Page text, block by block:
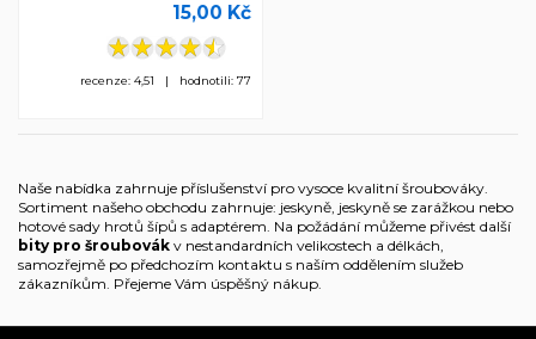
15,00 Kč
recenze: 4,51 | hodnotili: 77
Naše nabídka zahrnuje příslušenství pro vysoce kvalitní šroubováky.
Sortiment našeho obchodu zahrnuje: jeskyně, jeskyně se zarážkou nebo
hotové sady hrotů šípů s adaptérem. Na požádání můžeme přivést další
bity pro šroubovák v nestandardních velikostech a délkách,
samozřejmě po předchozím kontaktu s naším oddělením služeb
zákazníkům. Přejeme Vám úspěšný nákup.